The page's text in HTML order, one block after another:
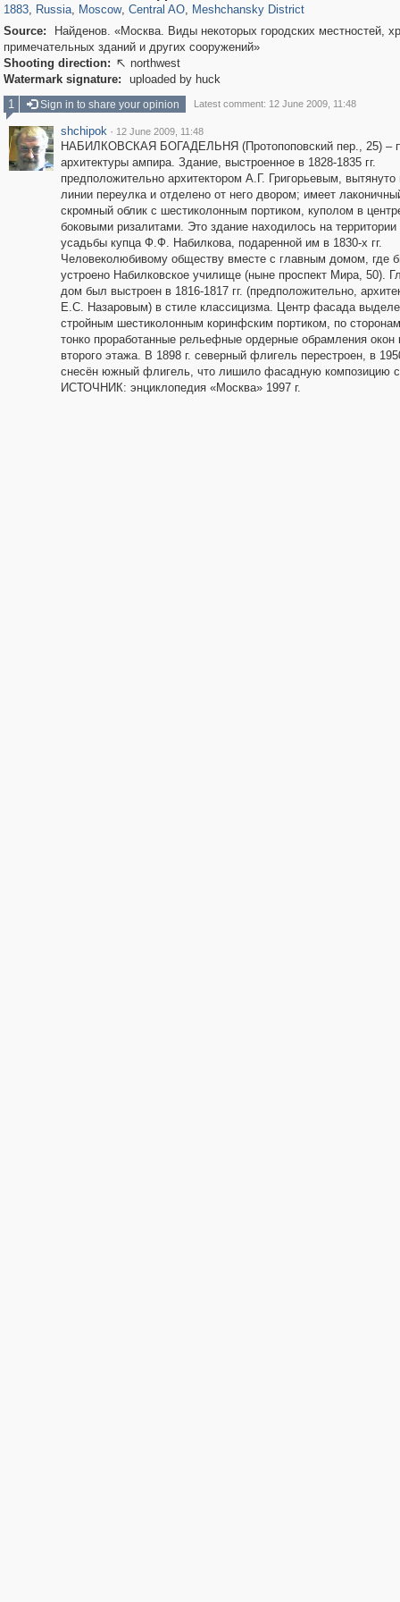
1883, Russia, Moscow, Central AO, Meshchansky District
Source:
Найденов. «Москва. Виды некоторых городских местностей,
примечательных зданий и других сооружений»
Shooting direction:  northwest
Watermark signature:
uploaded by huck
1
Sign in to share your opinion Latest comment: 12 June 2009, 11:48
shchipok · 12 June 2009, 11:48
НАБИЛКОВСКАЯ БОГАДЕЛЬНЯ (Протопоповский пер., 25) –
архитектуры ампира. Здание, выстроенное в 1828-1835 гг.
предположительно архитектором А.Г. Григорьевым, вытянуто
линии переулка и отделено от него двором; имеет
скромный облик с шестиколонным портиком, куполом в
боковыми ризалитами. Это здание находилось на
усадьбы купца Ф.Ф. Набилкова, подаренной им в 1830-х гг.
Человеколюбивому обществу вместе с главным домом, где
устроено Набилковское училище (ныне проспект Мира, 50).
дом был выстроен в 1816-1817 гг. (предположительно,
Е.С. Назаровым) в стиле классицизма. Центр фасада
стройным шестиколонным коринфским портиком, по
тонко проработанные рельефные ордерные обрамления окон
второго этажа. В 1898 г. северный флигель перестроен, в
снесён южный флигель, что лишило фасадную композицию
ИСТОЧНИК: энциклопедия «Москва» 1997 г.